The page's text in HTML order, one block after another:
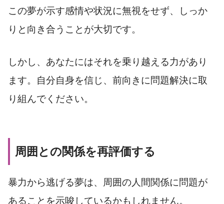
この夢が示す感情や状況に無視をせず、しっか
りと向き合うことが大切です。
しかし、あなたにはそれを乗り越える力があり
ます。自分自身を信じ、前向きに問題解決に取
り組んでください。
周囲との関係を再評価する
暴力から逃げる夢は、周囲の人間関係に問題が
あることを示唆しているかもしれません。